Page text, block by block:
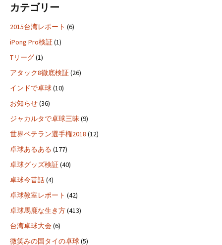
カテゴリー
2015台湾レポート (6)
iPong Pro検証(1)
Tリーグ(1)
アタック8徹底検証(26)
インドで卓球(10)
お知らせ(36)
ジャカルタで卓球三昧 (9)
世界ベテラン選手権2018 (12)
卓球あるある (177)
卓球グッズ検証(40)
卓球今昔話(4)
卓球教室レポート (42)
卓球馬鹿な生き方(413)
台湾卓球大会(6)
微笑みの国タイの卓球(5)